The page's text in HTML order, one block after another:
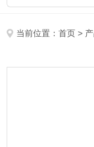
当前位置：首页 >